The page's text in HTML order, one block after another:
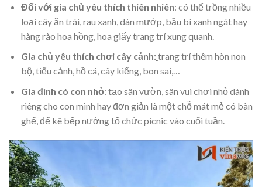
Đối với gia chủ yêu thích thiên nhiên: có thể trồng nhiều
loại cây ăn trái, rau xanh, dàn mướp, bầu bí xanh ngát hay
hàng rào hoa hồng, hoa giấy trang trí xung quanh.
Gia chủ yêu thích chơi cây cảnh:trang trí thêm hòn non
bộ, tiểu cảnh, hồ cá, cây kiểng, bon sai,…
Gia đình có con nhỏ: tạo sân vườn, sân vui chơi nhỏ dành
riêng cho con mình hay đơn giản là một chỗ mát mẻ có bàn
ghế, để kê bếp nướng tổ chức picnic vào cuối tuần.